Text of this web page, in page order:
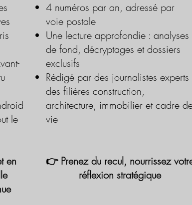
le
en
4 numéros par an, adressé par
voie postale
Une lecture approfondie : analyses
de fond, décryptages et dossiers
exclusifs
Rédigé par des journalistes experts
des filières construction,
architecture, immobilier et cadre
vie
👉 Prenez du recul, nourrissez
réflexion stratégique